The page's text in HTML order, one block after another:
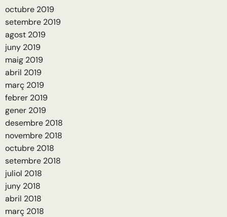
octubre 2019
setembre 2019
agost 2019
juny 2019
maig 2019
abril 2019
març 2019
febrer 2019
gener 2019
desembre 2018
novembre 2018
octubre 2018
setembre 2018
juliol 2018
juny 2018
abril 2018
març 2018